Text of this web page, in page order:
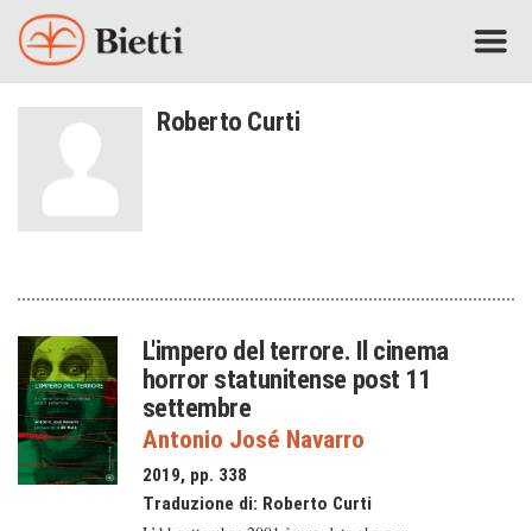
Roberto Curti
L'impero del terrore. Il cinema
horror statunitense post 11
settembre
Antonio José Navarro
2019, pp. 338
Traduzione di: Roberto Curti